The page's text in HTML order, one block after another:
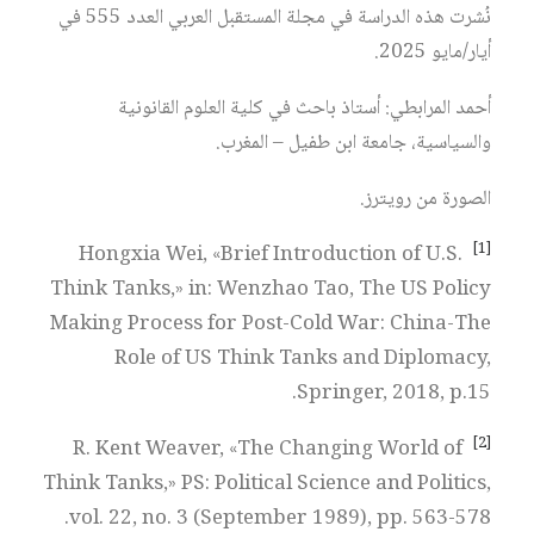
نُشرت هذه الدراسة في مجلة المستقبل العربي العدد 555 في
أيار/مايو 2025.
أحمد المرابطي: أستاذ باحث في كلية العلوم القانونية
والسياسية، جامعة ابن طفيل – المغرب.
الصورة من رويترز.
[1]
Hongxia Wei, «Brief Introduction of U.S.
Think Tanks,» in: Wenzhao Tao, The US Policy
Making Process for Post-Cold War: China-The
Role of US Think Tanks and Diplomacy,
Springer, 2018, p.15.
[2]
R. Kent Weaver, «The Changing World of
Think Tanks,» PS: Political Science and Politics,
vol. 22, no. 3 (September 1989), pp. 563-578.